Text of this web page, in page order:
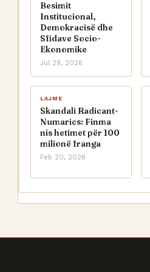
Besimit
Institucional,
Demokracisë dhe
Sfidave Socio-
Ekonomike
Jul 29, 2026
LAJME
Skandali Radicant-
Numarics: Finma
nis hetimet për 100
milionë franga
Feb 20, 2026